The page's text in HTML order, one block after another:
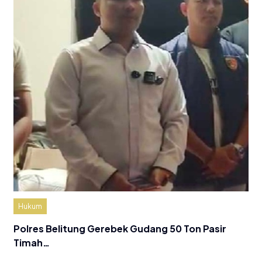
Hukum
Polres Belitung Gerebek Gudang 50 Ton Pasir
Timah…